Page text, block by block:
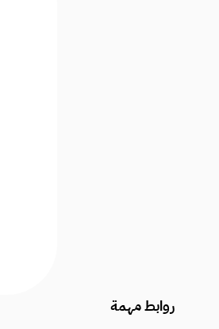
روابط مهمة